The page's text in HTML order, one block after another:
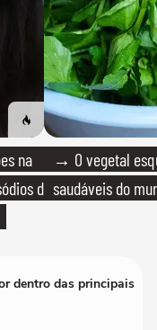
na
de
→ O vegetal
saudáveis do
dentro das principais